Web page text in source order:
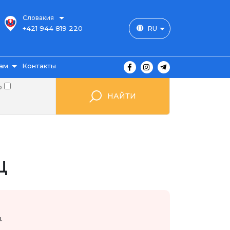
Словакия
+421 944 819 220 RU
Контакты
НАЙТИ